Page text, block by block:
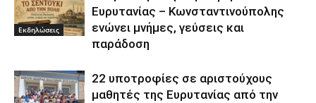
Εκδηλώσεις
Ευρυτανίας – Κωνσταντινούπολης
ενώνει μνήμες, γεύσεις και
παράδοση
22 υποτροφίες σε αριστούχους
μαθητές της Ευρυτανίας από την